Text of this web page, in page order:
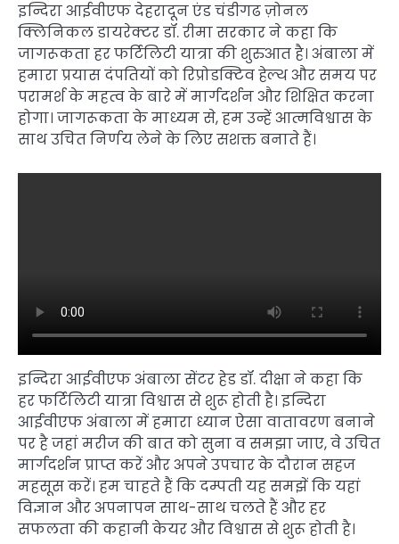
इन्दिरा आईवीएफ देहरादून एंड चंडीगढ ज़ोनल
क्लिनिकल डायरेक्टर डॉ. रीमा सरकार ने कहा कि
जागरूकता हर फर्टिलिटी यात्रा की शुरुआत है। अंबाला में
हमारा प्रयास दंपतियों को रिप्रोडक्टिव हेल्थ और समय पर
परामर्श के महत्व के बारे में मार्गदर्शन और शिक्षित करना
होगा। जागरूकता के माध्यम से, हम उन्हें आत्मविश्वास के
साथ उचित निर्णय लेने के लिए सशक्त बनाते हैं।
इन्दिरा आईवीएफ अंबाला सेंटर हेड डॉ. दीक्षा ने कहा कि
हर फर्टिलिटी यात्रा विश्वास से शुरू होती है। इन्दिरा
आईवीएफ अंबाला में हमारा ध्यान ऐसा वातावरण बनाने
पर है जहां मरीज की बात को सुना व समझा जाए, वे उचित
मार्गदर्शन प्राप्त करें और अपने उपचार के दौरान सहज
महसूस करें। हम चाहते हैं कि दम्पती यह समझें कि यहां
विज्ञान और अपनापन साथ-साथ चलते हैं और हर
सफलता की कहानी केयर और विश्वास से शुरू होती है।